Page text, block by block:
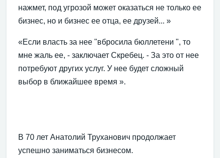
нажмет, под угрозой может оказаться не только ее
бизнес, но и бизнес ее отца, ее друзей... »
«Если власть за нее "вбросила бюллетени ", то
мне жаль ее, - заключает Скребец. - За это от нее
потребуют других услуг. У нее будет сложный
выбор в ближайшее время ».
В 70 лет Анатолий Труханович продолжает
успешно заниматься бизнесом.